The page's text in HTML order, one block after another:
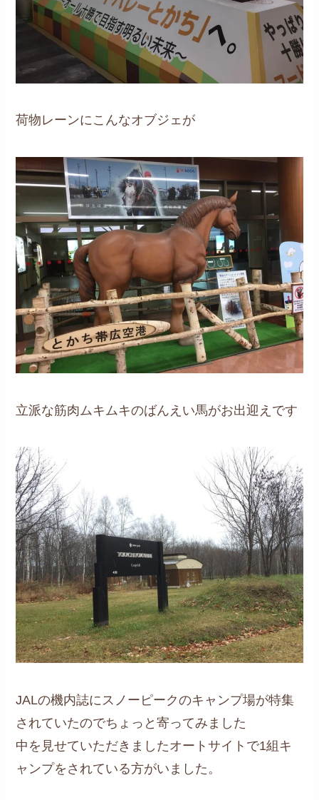
荷物レーンにこんなオブジェが
立派な筋肉ムキムキのばんえい馬がお出迎えです
JALの機内誌にスノーピークのキャンプ場が特集
されていたのでちょっと寄ってみました
中を見せていただきましたオートサイトで1組キ
ャンプをされている方がいました。